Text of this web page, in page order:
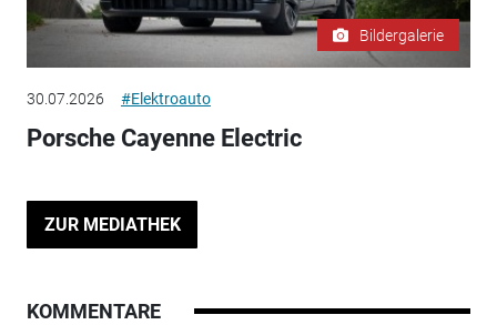
Bildergalerie
30.07.2026 #Elektroauto
Porsche Cayenne Electric
ZUR MEDIATHEK
KOMMENTARE